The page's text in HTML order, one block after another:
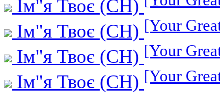
Ім"я Твоє (СН)
Ім"я Твоє (СН) [Your
Ім"я Твоє (СН) [Your
Ім"я Твоє (СН) [Your